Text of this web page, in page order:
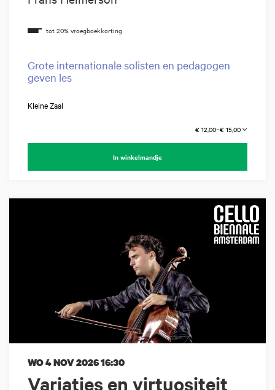
Grote internationale solisten en pedagogen
geven les
Kleine Zaal
€ 12,00–€ 15,00
In winkelmandje
Variaties en virtuositeit
WO 4 NOV 202616:30